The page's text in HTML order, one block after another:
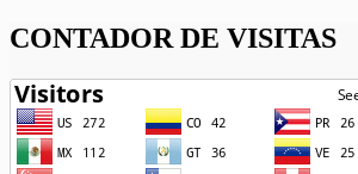
CONTADOR DE VISITAS